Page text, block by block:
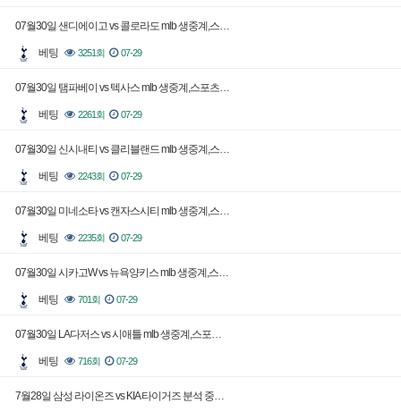
07월30일 샌디에이고 vs 콜로라도 mlb 생중계,스…
베팅 3251회 07-29
07월30일 탬파베이 vs 텍사스 mlb 생중계,스포츠…
베팅 2261회 07-29
07월30일 신시내티 vs 클리블랜드 mlb 생중계,스…
베팅 2243회 07-29
07월30일 미네소타 vs 캔자스시티 mlb 생중계,스…
베팅 2235회 07-29
07월30일 시카고W vs 뉴욕양키스 mlb 생중계,스…
베팅 701회 07-29
07월30일 LA다저스 vs 시애틀 mlb 생중계,스포…
베팅 716회 07-29
7월28일 삼성 라이온즈 vs KIA 타이거즈 분석 중…